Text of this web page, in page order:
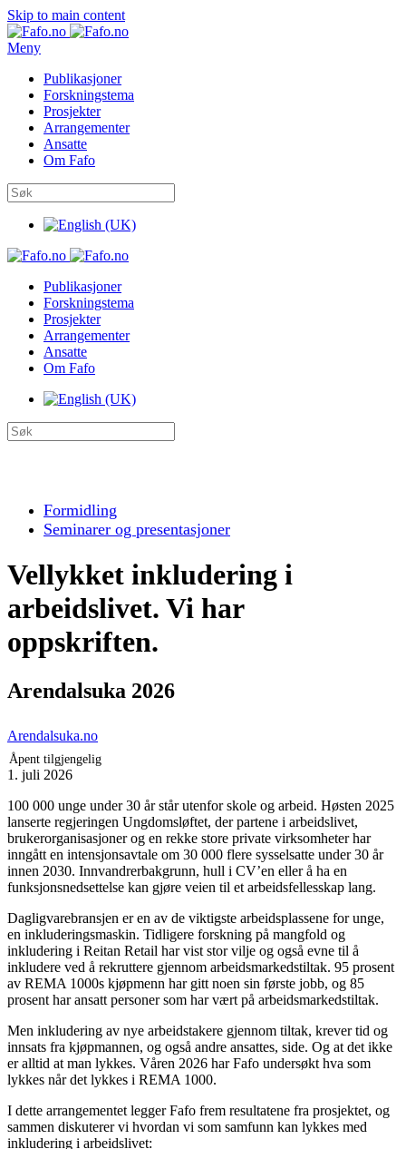
Skip to main content
Meny
Publikasjoner
Forskningstema
Prosjekter
Arrangementer
Ansatte
Om Fafo
Publikasjoner
Forskningstema
Prosjekter
Arrangementer
Ansatte
Om Fafo
Formidling
Seminarer og presentasjoner
Vellykket inkludering i
arbeidslivet. Vi har
oppskriften.
Arendalsuka 2026
Arendalsuka.no
Åpent tilgjengelig
1. juli 2026
100 000 unge under 30 år står utenfor skole og arbeid. Høsten 2025
lanserte regjeringen Ungdomsløftet, der partene i arbeidslivet,
brukerorganisasjoner og en rekke store private virksomheter har
inngått en intensjonsavtale om 30 000 flere sysselsatte under 30 år
innen 2030. Innvandrerbakgrunn, hull i CV’en eller å ha en
funksjonsnedsettelse kan gjøre veien til et arbeidsfellesskap lang.
Dagligvarebransjen er en av de viktigste arbeidsplassene for unge,
en inkluderingsmaskin. Tidligere forskning på mangfold og
inkludering i Reitan Retail har vist stor vilje og også evne til å
inkludere ved å rekruttere gjennom arbeidsmarkedstiltak. 95 prosent
av REMA 1000s kjøpmenn har gitt noen sin første jobb, og 85
prosent har ansatt personer som har vært på arbeidsmarkedstiltak.
Men inkludering av nye arbeidstakere gjennom tiltak, krever tid og
innsats fra kjøpmannen, og også andre ansattes, side. Og at det ikke
er alltid at man lykkes. Våren 2026 har Fafo undersøkt hva som
lykkes når det lykkes i REMA 1000.
I dette arrangementet legger Fafo frem resultatene fra prosjektet, og
sammen diskuterer vi hvordan vi som samfunn kan lykkes med
inkludering i arbeidslivet: